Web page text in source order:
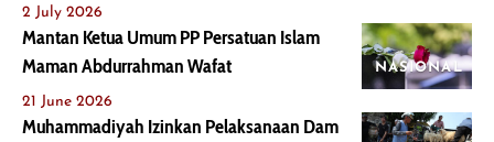
2 July 2026
NASIONAL
Mantan Ketua Umum PP Persatuan Islam
Maman Abdurrahman Wafat
21 June 2026
Muhammadiyah Izinkan Pelaksanaan Dam